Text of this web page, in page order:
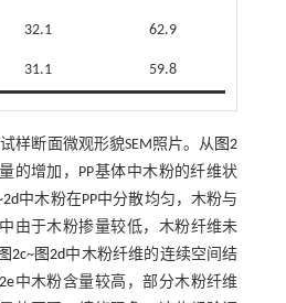
32.1 62.9
31.1 59.8
样断面微观形貌SEM照片。从 图2
的增加，PP基体中木粉的纤维状
2d中木粉在PP中分散均匀，木粉与
由于木粉掺量较低，木粉纤维未
图2c~图2d中木粉纤维的连续空间结
中木粉含量较高，部分木粉纤维